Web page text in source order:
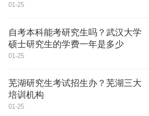
公办 吉林工业职业技术学院 吉林
林工程职业学院 吉林省 四平市 公
林省 白城市 公办 长春信息技术职
育厅 长春市 民办 松原职业技术学院
公办 吉林铁道职业技术学院 吉林省
01-25
自考本科能考研究生吗？武汉大学
硕士研究生的学费一年是多少
01-25
芜湖研究生考试招生办？芜湖三大
培训机构
01-25